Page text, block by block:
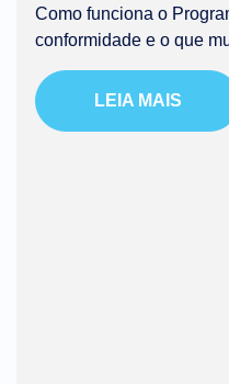
Como funciona o
conformidade e o que
LEIA MAIS